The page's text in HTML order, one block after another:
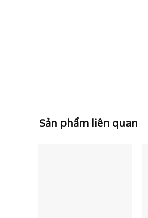
Sản phẩm liên quan